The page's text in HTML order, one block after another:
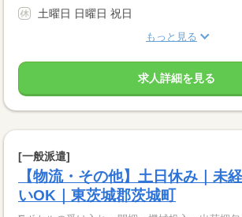
土曜日 日曜日 祝日
もっと見る
求人詳細を見る
[一般派遣]
【物流・その他】土日休み｜未
いOK｜東茨城郡茨城町